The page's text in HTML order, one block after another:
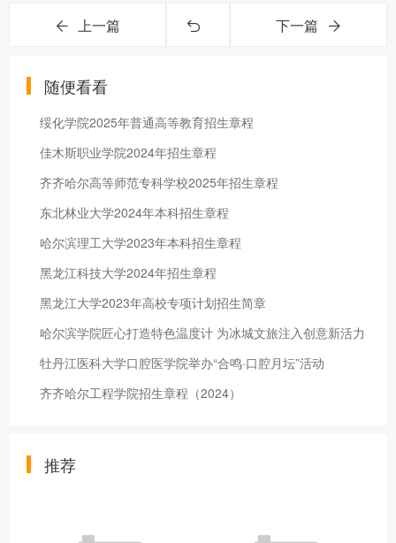
上一篇 下一篇
随便看看
绥化学院2025年普通高等教育招生章程
佳木斯职业学院2024年招生章程
齐齐哈尔高等师范专科学校2025年招生章程
东北林业大学2024年本科招生章程
哈尔滨理工大学2023年本科招生章程
黑龙江科技大学2024年招生章程
黑龙江大学2023年高校专项计划招生简章
哈尔滨学院匠心打造特色温度计 为冰城文旅注入创意新活力
牡丹江医科大学口腔医学院举办“合鸣·口腔月坛”活动
齐齐哈尔工程学院招生章程（2024）
推荐